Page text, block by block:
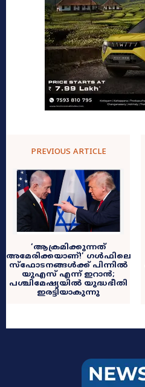
PREVIOUS ARTICLE
‘ആക്രമിക്കുന്നത്
അമേരിക്കയാണ്!’ ഗൾഫിലെ
സ്ഫോടനങ്ങൾക്ക് പിന്നിൽ
യുഎസ് എന്ന് ഇറാൻ;
പശ്ചിമേഷ്യയിൽ യുദ്ധഭീതി
ഇരട്ടിയാകുന്നു